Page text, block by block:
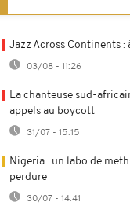
Jazz Across Continents :
03/08 - 11:26
La chanteuse sud-
appels au boycott
31/07 - 15:15
Nigeria : un labo de
perdure
30/07 - 14:41